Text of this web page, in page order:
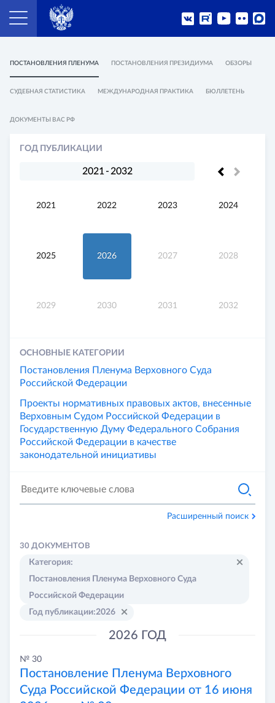
ПОСТАНОВЛЕНИЯ ПЛЕНУМА ПОСТАНОВЛЕНИЯ ПРЕЗИДИУМА ОБЗОРЫ
СУДЕБНАЯ СТАТИСТИКА МЕЖДУНАРОДНАЯ ПРАКТИКА БЮЛЛЕТЕНЬ
ДОКУМЕНТЫ ВАС РФ
Расширенный поиск
30 ДОКУМЕНТОВ
Категория:
Постановления Пленума Верховного Суда
Российской Федерации
Год публикации:2026
2026 ГОД
№ 30
Постановление Пленума Верховного
Суда Российской Федерации от 16 июня
ГОД ПУБЛИКАЦИИ
2021 -2032
2021 2022 2023 2024
2025 2026 2027 2028
2029 2030 2031 2032
ОСНОВНЫЕ КАТЕГОРИИ
Постановления Пленума Верховного Суда
Российской Федерации
Проекты нормативных правовых актов, внесенные
Верховным Судом Российской Федерации в
Государственную Думу Федерального Собрания
Российской Федерации в качестве
законодательной инициативы